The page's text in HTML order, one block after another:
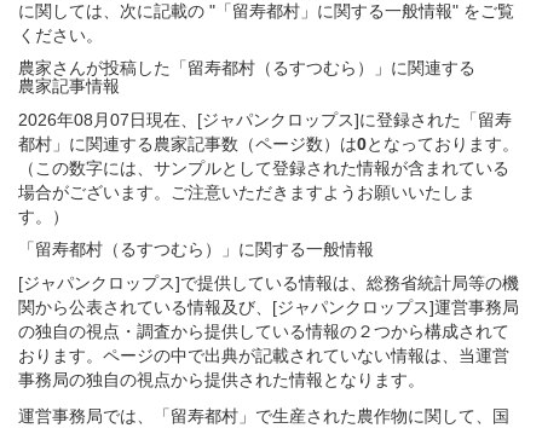
に関しては、次に記載の "「留寿都村」に関する一般情報" をご覧
ください。
農家さんが投稿した「留寿都村（るすつむら）」 に関連する
農家記事情報
2026年08月07日現在、[ジャパンクロップス]に登録された「留寿
都村」に関連する農家記事数（ページ数）は0となっております。
（この数字には、サンプルとして登録された情報が含まれている
場合がございます。ご注意いただきますようお願いいたしま
す。）
「留寿都村（るすつむら）」 に関する一般情報
[ジャパンクロップス]で提供している情報は、総務省統計局等の機
関から公表されている情報及び、[ジャパンクロップス]運営事務局
の独自の視点・調査から提供している情報の２つから構成されて
おります。ページの中で出典が記載されていない情報は、当運営
事務局の独自の視点から提供された情報となります。
運営事務局では、「留寿都村」で生産された農作物に関して、国